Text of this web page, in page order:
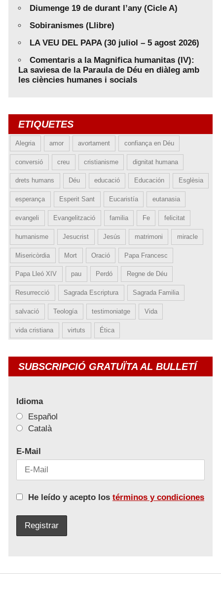
Diumenge 19 de durant l’any (Cicle A)
Sobiranismes (Llibre)
LA VEU DEL PAPA (30 juliol – 5 agost 2026)
Comentaris a la Magnifica humanitas (IV):
La saviesa de la Paraula de Déu en diàleg amb
les ciències humanes i socials
ETIQUETES
Alegria amor avortament confiança en Déu
conversió creu cristianisme dignitat humana
drets humans Déu educació Educación Esglèsia
esperança Esperit Sant Eucaristía eutanasia
evangeli Evangelització familia Fe felicitat
humanisme Jesucrist Jesús matrimoni miracle
Misericòrdia Mort Oració Papa Francesc
Papa Lleó XIV pau Perdó Regne de Déu
Resurrecció Sagrada Escriptura Sagrada Familia
salvació Teología testimoniatge Vida
vida cristiana virtuts Ética
SUBSCRIPCIÓ GRATUÏTA AL BULLETÍ
Idioma
Español
Català
E-Mail
He leído y acepto los términos y condiciones